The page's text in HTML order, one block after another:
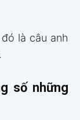
là câu anh
số những